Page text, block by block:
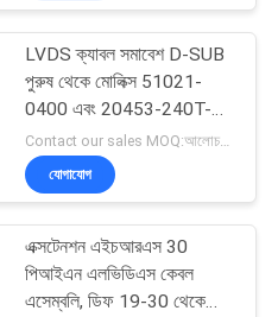
7
LVDS ক্যাবল সমাবেশ D-SUB
পুরুষ থেকে মোলিক্স 51021-
0400 এবং 20453-240T-01
ওয়্যার সংযোগকারী OEM /
ODM
Contact our sales MOQ:আলোচনাযোগ্য
যোগাযোগ
এক্সটেনশন এইচআরএস 30
পিআইএন এলভিডিএস কেবল
এসেম্বলি, ডিফ 19-30 থেকে